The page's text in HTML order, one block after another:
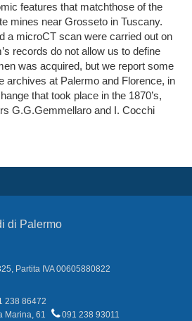
features that matchthose of the
mines near Grosseto in Tuscany.
a microCT scan were carried out on
records do not allow us to define
was acquired, but we report some
archives at Palermo and Florence, in
that took place in the 1870’s,
G.G.Gemmellaro and I. Cocchi
di Palermo
Partita IVA 00605880822
238 86472
Marina, 61
091 238 93011